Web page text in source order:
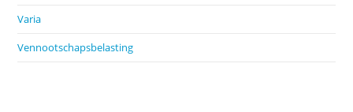
Varia
Vennootschapsbelasting